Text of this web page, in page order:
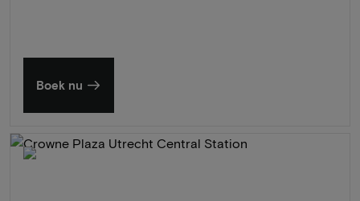
Boek nu